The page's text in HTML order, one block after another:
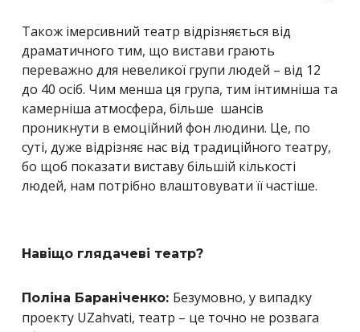
Також імерсивний театр відрізняється від
драматичного тим, що вистави грають
переважно для невеликої групи людей – від 12
до 40 осіб. Чим менша ця група, тим інтимніша та
камерніша атмосфера, більше шансів
проникнути в емоційний фон людини. Це, по
суті, дуже відрізняє нас від традиційного театру,
бо щоб показати виставу більшій кількості
людей, нам потрібно влаштовувати її частіше.
Навіщо глядачеві театр?
Поліна Бараніченко: Безумовно, у випадку
проекту UZahvati, театр – це точно не розвага